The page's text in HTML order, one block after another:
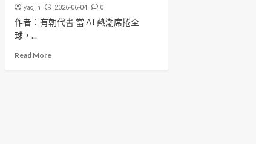
yaojin 2026-06-04 0
作者：有朝代書 當 AI 熱潮席捲全
球，...
Read More